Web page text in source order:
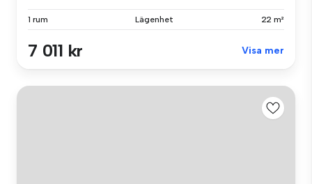
1 rum Lägenhet 22 m²
7 011 kr Visa mer